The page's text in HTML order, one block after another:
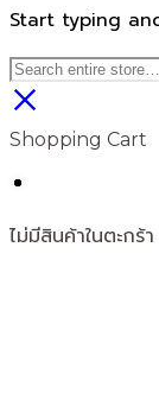
Start typing
Shopping Cart
ไม่มีสินค้าในตะกร้า